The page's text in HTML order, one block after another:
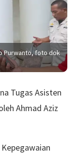
Purwanto, foto dok
Tugas Asisten
Ahmad Aziz